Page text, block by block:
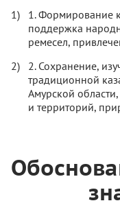
1. Формирование
поддержка
ремесел,
2. Сохранение,
традиционной
Амурской
и территорий,